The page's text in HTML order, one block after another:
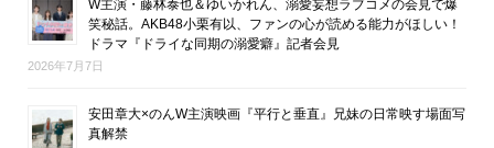
W主演・藤林泰也＆ゆいかれん、溺愛妄想ラブコメの会見で爆
笑秘話。AKB48小栗有以、ファンの心が読める能力がほしい！
ドラマ『ドライな同期の溺愛癖』記者会見
2026年7月7日
安田章大×のんW主演映画『平行と垂直』兄妹の日常映す場面写
真解禁